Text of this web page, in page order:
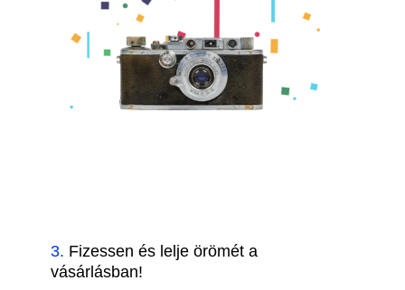
3. Fizessen és lelje örömét a
vásárlásban!